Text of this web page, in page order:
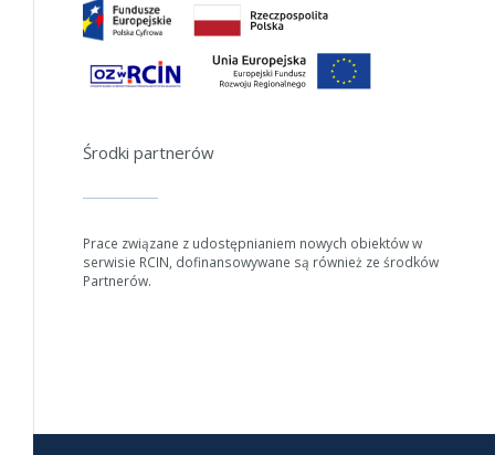
Anuluj
Środki partnerów
Prace związane z udostępnianiem nowych obiektów w
serwisie RCIN, dofinansowywane są również ze środków
Partnerów.